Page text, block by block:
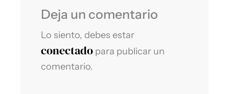
Deja un comentario
Lo siento, debes estar
conectado para publicar un
comentario.